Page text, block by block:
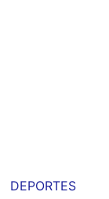
DEPORTES